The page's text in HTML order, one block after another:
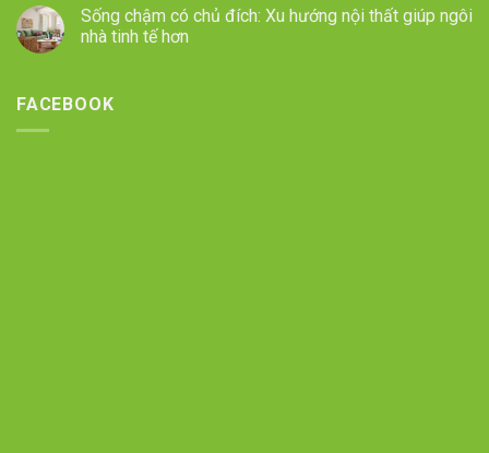
Sống chậm có chủ đích: Xu hướng nội thất giúp ngôi
nhà tinh tế hơn
FACEBOOK